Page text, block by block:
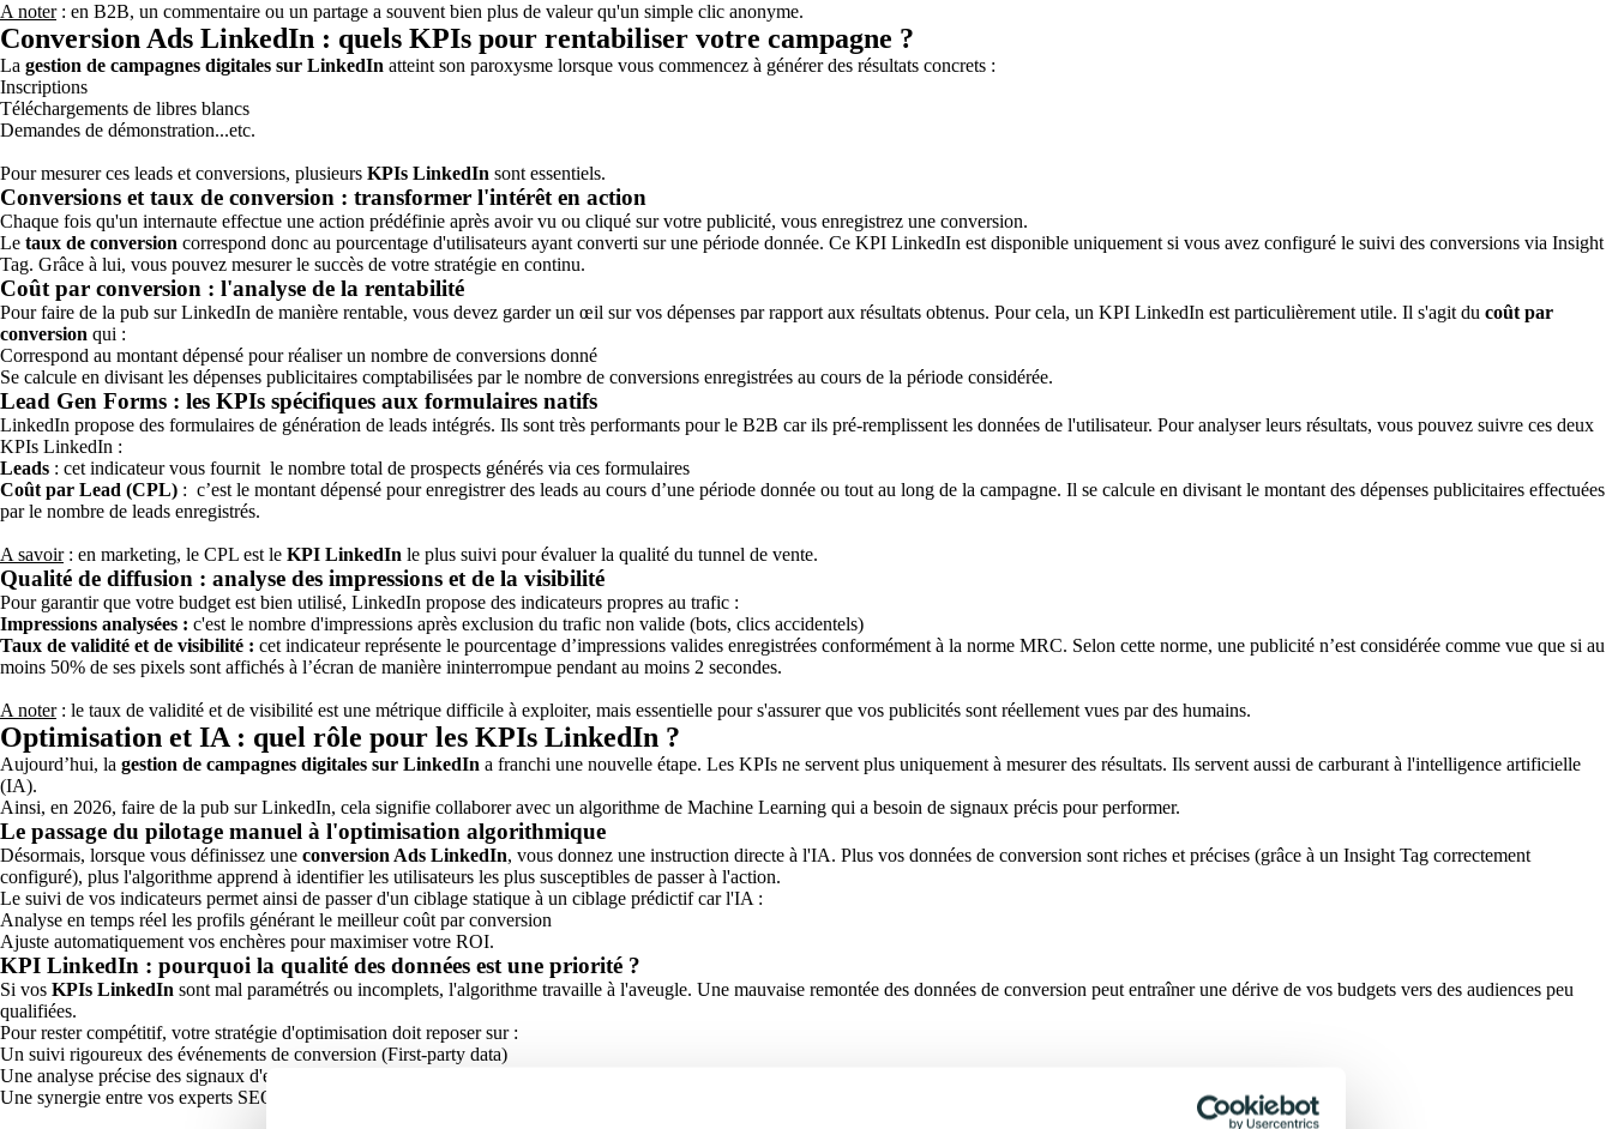
A noter: en B2B, un commentaire ou un partage a souvent bien plus de valeur qu'un simple clic anonyme.
Conversion Ads LinkedIn : quels KPIs pour rentabiliser votre campagne ?
La gestion de campagnes digitales sur LinkedIn atteint son paroxysme lorsque vous commencez à générer des résultats concrets :
Inscriptions
Téléchargements de libres blancs
Demandes de démonstration...etc.
Pour mesurer ces leads et conversions, plusieurs KPIs LinkedIn sont essentiels.
Conversions et taux de conversion : transformer l'intérêt en action
Chaque fois qu'un internaute effectue une action prédéfinie après avoir vu ou cliqué sur votre publicité, vous enregistrez une conversion.
Le taux de conversion correspond donc au pourcentage d'utilisateurs ayant converti sur une période donnée. Ce KPI LinkedIn est disponible uniquement si vous avez configuré le suivi des conversions via Insight
Tag. Grâce à lui, vous pouvez mesurer le succès de votre stratégie en continu.
Coût par conversion : l'analyse de la rentabilité
Pourfaire de la pub sur LinkedIn de manière rentable, vous devez garder un œil sur vos dépenses par rapport aux résultats obtenus. Pour cela, un KPI LinkedIn est particulièrement utile. Il s'agit du coût par
conversion qui :
Correspond au montant dépensé pour réaliser un nombre de conversions donné
Se calcule en divisant les dépenses publicitaires comptabilisées par le nombre de conversions enregistrées au cours de la période considérée.
Lead Gen Forms : les KPIs spécifiques aux formulaires natifs
LinkedIn propose des formulaires de génération de leads intégrés. Ils sont très performants pour le B2B car ils pré-remplissent les données de l'utilisateur. Pour analyser leurs résultats, vous pouvez suivre ces deux
KPIs LinkedIn :
Leads : cet indicateur vous fournit le nombre total de prospects générés via ces formulaires
Coût par Lead (CPL) : c’est le montant dépensé pour enregistrer des leads au cours d’une période donnée ou tout au long de la campagne. Il se calcule en divisant le montant des dépenses publicitaires effectuées
par le nombre de leads enregistrés.
A savoir: en marketing, le CPL est le KPI LinkedIn le plus suivi pour évaluer la qualité du tunnel de vente.
Qualité de diffusion : analyse des impressions et de la visibilité
Pour garantir que votre budget est bien utilisé, LinkedIn propose des indicateurs propres au trafic :
Impressions analysées : c'est le nombre d'impressions après exclusion du trafic non valide (bots, clics accidentels)
Taux de validité et de visibilité : cet indicateur représente le pourcentage d’impressions valides enregistrées conformément à la norme MRC. Selon cette norme, une publicité n’est considérée comme vue que si au
moins 50% de ses pixels sont affichés à l’écran de manière ininterrompue pendant au moins 2 secondes.
A noter: le taux de validité et de visibilité est une métrique difficile à exploiter, mais essentielle pour s'assurer que vos publicités sont réellement vues par des humains.
Optimisation et IA : quel rôle pour les KPIs LinkedIn ?
Aujourd’hui, la gestion de campagnes digitales sur LinkedIn a franchi une nouvelle étape. Les KPIs ne servent plus uniquement à mesurer des résultats. Ils servent aussi de carburant à l'intelligence artificielle
(IA).
Ainsi, en 2026, faire de la pub sur LinkedIn, cela signifie collaborer avec un algorithme de Machine Learning qui a besoin de signaux précis pour performer.
Le passage du pilotage manuel à l'optimisation algorithmique
Désormais, lorsque vous définissez une conversion Ads LinkedIn, vous donnez une instruction directe à l'IA. Plus vos données de conversion sont riches et précises (grâce à un Insight Tag correctement
configuré), plus l'algorithme apprend à identifier les utilisateurs les plus susceptibles de passer à l'action.
Le suivi de vos indicateurs permet ainsi de passer d'un ciblage statique à un ciblage prédictif car l'IA :
Analyse en temps réel les profils générant le meilleur coût par conversion
Ajuste automatiquement vos enchères pour maximiser votre ROI.
KPI LinkedIn : pourquoi la qualité des données est une priorité ?
Si vos KPIs LinkedIn sont mal paramétrés ou incomplets, l'algorithme travaille à l'aveugle. Une mauvaise remontée des données de conversion peut entraîner une dérive de vos budgets vers des audiences peu
qualifiées.
Pour rester compétitif, votre stratégie d'optimisation doit reposer sur :
Un suivi rigoureux des événements de conversion (First-party data)
Une analyse précise des signaux d'engagement pour nourrir les phases d'apprentissage (learning phase) de vos campagnes
Une synergie entre vos experts SEO pour le trafic qualifié et vos experts SEA pour la conversion immédiate.